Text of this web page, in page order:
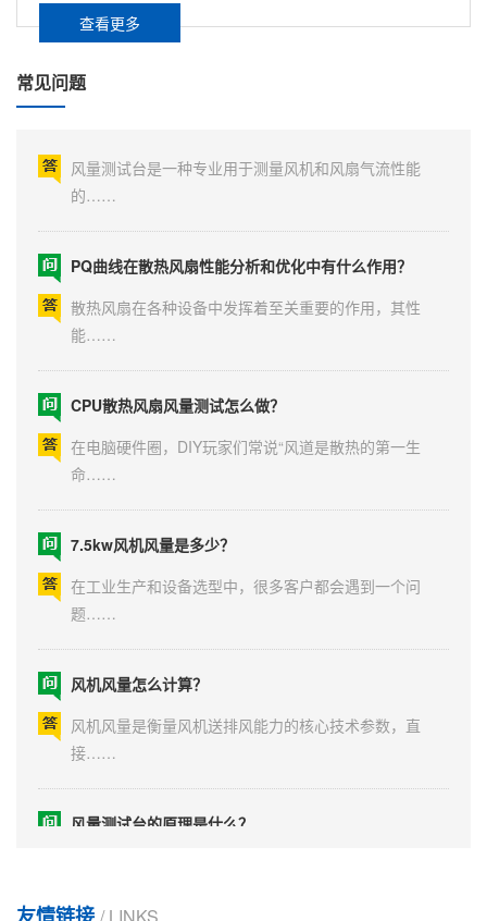
查看更多
常见问题
风量测试台是一种用于测量风机和风扇气流性能的高
精……
的……
能……
命……
题……
接……